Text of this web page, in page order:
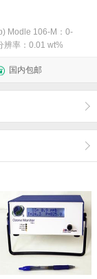
Modle 106-M：0-
辨率：0.01 wt%
国内包邮